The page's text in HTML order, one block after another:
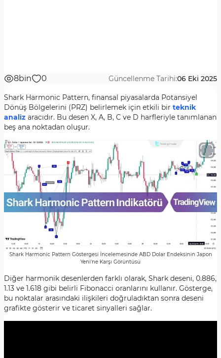
8bin 0 Güncellenme Tarihi:06 Eki 2025
Shark Harmonic Pattern, finansal piyasalarda Potansiyel
Dönüş Bölgelerini (PRZ) belirlemek için etkili bir teknik
analiz aracıdır. Bu desen X, A, B, C ve D harfleriyle tanımlanan
beş ana noktadan oluşur.
Shark Harmonic Pattern Göstergesi İncelemesinde ABD Dolar Endeksinin Japon
Yeni'ne Karşı Görüntüsü
Diğer harmonik desenlerden farklı olarak, Shark deseni, 0.886,
1.13 ve 1.618 gibi belirli Fibonacci oranlarını kullanır. Gösterge,
bu noktalar arasındaki ilişkileri doğruladıktan sonra deseni
grafikte gösterir ve ticaret sinyalleri sağlar.